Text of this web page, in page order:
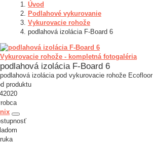
Úvod
Podlahové vykurovanie
Vykurovacie rohože
podlahová izolácia F-Board 6
Vykurovacie rohože - kompletná fotogaléria
podlahová izolácia F-Board 6
podlahová izolácia pod vykurovacie rohože Ecofloor
produktu